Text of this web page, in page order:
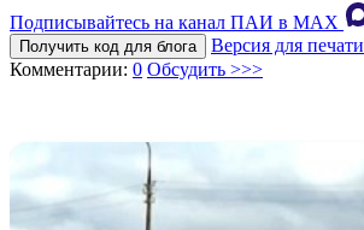
Подписывайтесь на канал ПАИ в MAХ
Получить код для блога
Версия для печати
Комментарии: 0 Обсудить >>>